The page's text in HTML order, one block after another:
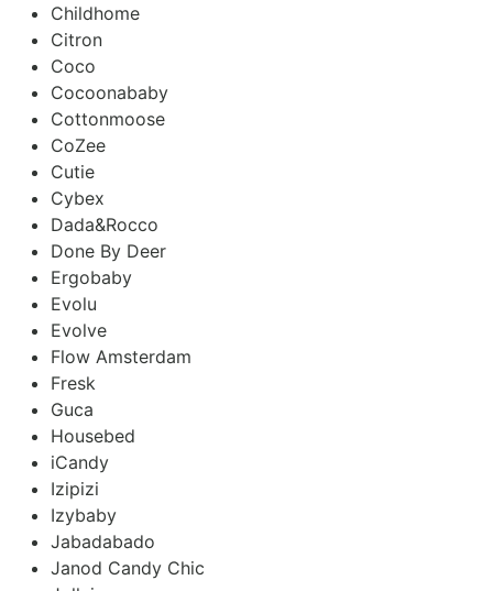
Childhome
Citron
Coco
Cocoonababy
Cottonmoose
CoZee
Cutie
Cybex
Dada&Rocco
Done By Deer
Ergobaby
Evolu
Evolve
Flow Amsterdam
Fresk
Guca
Housebed
iCandy
Izipizi
Izybaby
Jabadabado
Janod Candy Chic